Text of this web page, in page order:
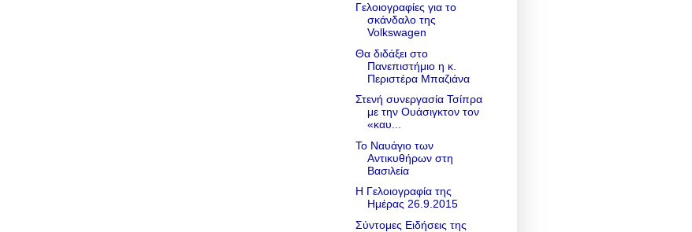
Γελοιογραφίες για το
σκάνδαλο της
Volkswagen
Θα διδάξει στο
Πανεπιστήμιο η κ.
Περιστέρα Μπαζιάνα
Στενή συνεργασία Τσίπρα
με την Ουάσιγκτον τον
«καυ...
Το Ναυάγιο των
Αντικυθήρων στη
Βασιλεία
Η Γελοιογραφία της
Ημέρας 26.9.2015
Σύντομες Ειδήσεις της